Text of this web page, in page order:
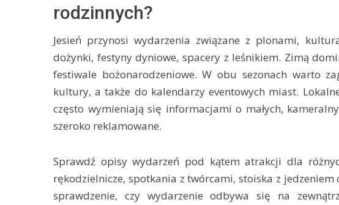
rodzinnych?
Jesień przynosi wydarzenia związane z plonami,
dożynki, festyny dyniowe, spacery z leśnikiem. Zimą
festiwale bożonarodzeniowe. W obu sezonach warto
kultury, a także do kalendarzy eventowych miast.
często wymieniają się informacjami o małych,
szeroko reklamowane.
Sprawdź opisy wydarzeń pod kątem atrakcji dla
rękodzielnicze, spotkania z twórcami, stoiska z
sprawdzenie, czy wydarzenie odbywa się na